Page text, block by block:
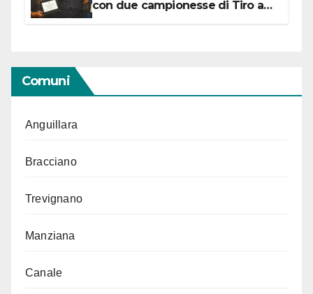
con due campionesse di Tiro a
Comuni
Anguillara
Bracciano
Trevignano
Manziana
Canale